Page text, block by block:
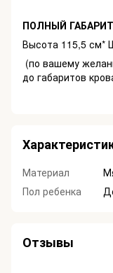
ПОЛНЫЙ
Высота 115,5 см*
(по вашему
до габаритов
Материал
Пол ребенка
Отзывы